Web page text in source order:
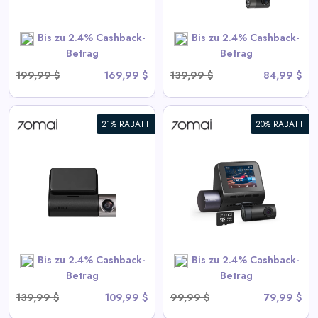
Bis zu 2.4% Cashback-
Betrag
199,99 $
169,99 $
Bis zu 2.4% Cashback-
Betrag
139,99 $
84,99 $
SHOP NOW
21% RABATT
Bis zu 2.4% Cashback-
Betrag
139,99 $
109,99 $
20% RABATT
Bis zu 2.4% Cashback-
Betrag
99,99 $
79,99 $
HDR Dual mit GPS,
Notaufzeichnung, G-Sensor,
App-Steuerung und
kompaktem Design
View All 70mai Deals
SHOP NOW